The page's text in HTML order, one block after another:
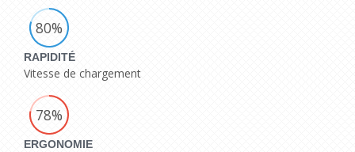
80%
RAPIDITÉ
Vitesse de chargement
78%
ERGONOMIE